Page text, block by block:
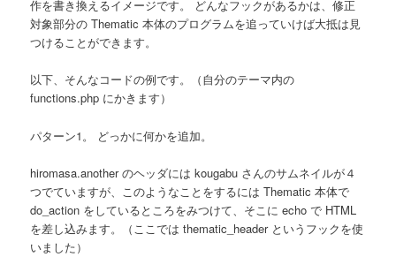
作を書き換えるイメージです。 どんなフックがあるかは、修正
対象部分の Thematic 本体のプログラムを追っていけば大抵は見
つけることができます。
以下、そんなコードの例です。（自分のテーマ内の
functions.php にかきます）
パターン1。 どっかに何かを追加。
hiromasa.another のヘッダには kougabu さんのサムネイルが４
つでていますが、このようなことをするには Thematic 本体で
do_action をしているところをみつけて、そこに echo で HTML
を差し込みます。（ここでは thematic_header というフックを使
いました）